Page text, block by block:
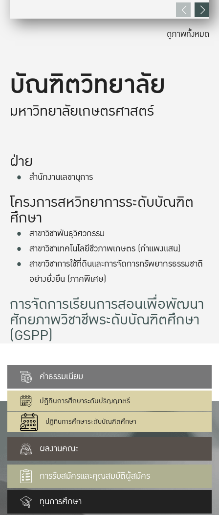
บัณฑิตวิทยาลัย
มหาวิทยาลัยเกษตรศาสตร์
ฝ่าย
สำนักงานเลขานุการ
โครงการสหวิทยาการระดับบัณฑิต
ศึกษา
สาขาวิชาพันธุวิศวกรรม
สาขาวิชาเทคโนโลยีชีวภาพเกษตร (กำแพงแสน)
สาขาวิชาการใช้ที่ดินและการจัดการทรัพยากรธรรมชาติ
อย่างยั่งยืน (ภาคพิเศษ)
การจัดการเรียนการสอนเพื่อพัฒนา
ศักยภาพวิชาชีพระดับบัณฑิตศึกษา
(GSPP)
ดูภาพทั้งหมด
ค่าธรรมเนียม
ปฏิทินการศึกษาระดับปริญญาตรี
ปฏิทินการศึกษาระดับบัณฑิตศึกษา
ผลงานคณะ
การรับสมัครและคุณสมบัติผู้สมัคร
ทุนการศึกษา